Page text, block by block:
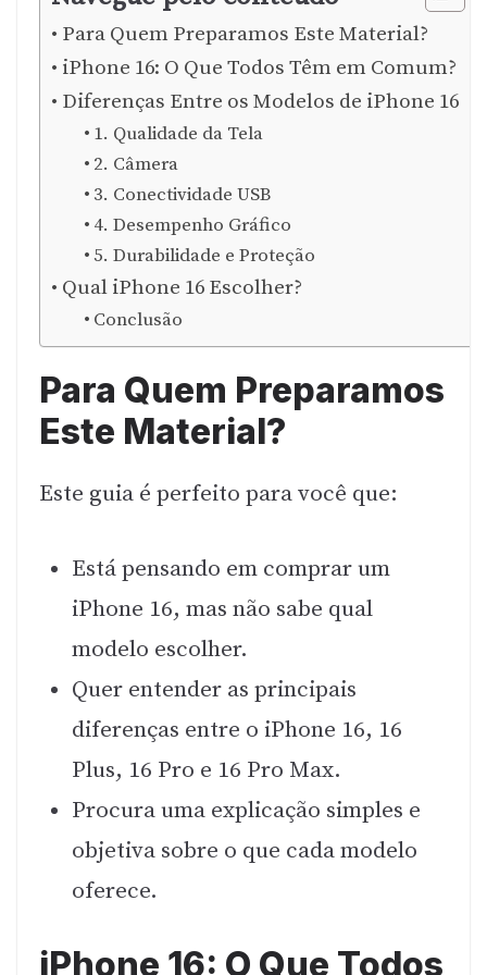
Para Quem Preparamos Este Material?
iPhone 16: O Que Todos Têm em Comum?
Diferenças Entre os Modelos de iPhone 16
1. Qualidade da Tela
2. Câmera
3. Conectividade USB
4. Desempenho Gráfico
5. Durabilidade e Proteção
Qual iPhone 16 Escolher?
Conclusão
Para Quem Preparamos
Este Material?
Este guia é perfeito para você que:
Está pensando em comprar um
iPhone 16, mas não sabe qual
modelo escolher.
Quer entender as principais
diferenças entre o iPhone 16, 16
Plus, 16 Pro e 16 Pro Max.
Procura uma explicação simples e
objetiva sobre o que cada modelo
oferece.
iPhone 16: O Que Todos